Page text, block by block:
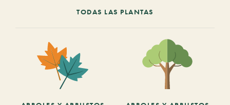
TODAS LAS PLANTAS